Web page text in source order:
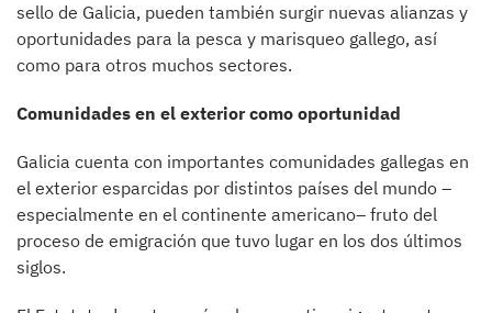
sello de Galicia, pueden también surgir nuevas alianzas y
oportunidades para la pesca y marisqueo gallego, así
como para otros muchos sectores.
Comunidades en el exterior como oportunidad
Galicia cuenta con importantes comunidades gallegas en
el exterior esparcidas por distintos países del mundo –
especialmente en el continente americano– fruto del
proceso de emigración que tuvo lugar en los dos últimos
siglos.